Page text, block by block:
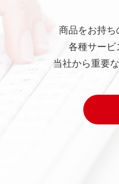
商品をお持ち
各種サービ
当社から重要